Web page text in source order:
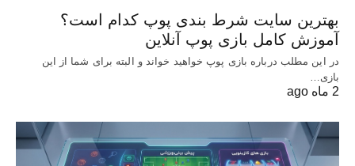
بهترین سایت شرط بندی پوپ کدام است؟
آموزش کامل بازی پوپ آنلاین
در این مطلب درباره بازی پوپ خواهید خواند و البته برای شما از این
بازی…
2 ماه ago